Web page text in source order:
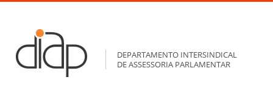
DEPARTAMENTO INTERSINDICAL
DE ASSESSORIA PARLAMENTAR